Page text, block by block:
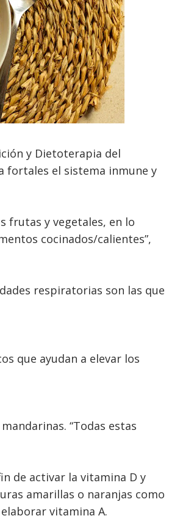
y Dietoterapia del
fortales el sistema inmune y
frutas y vegetales, en lo
cocinados/calientes”,
respiratorias son las que
que ayudan a elevar los
“Todas estas
de activar la vitamina D y
amarillas o naranjas como
vitamina A.